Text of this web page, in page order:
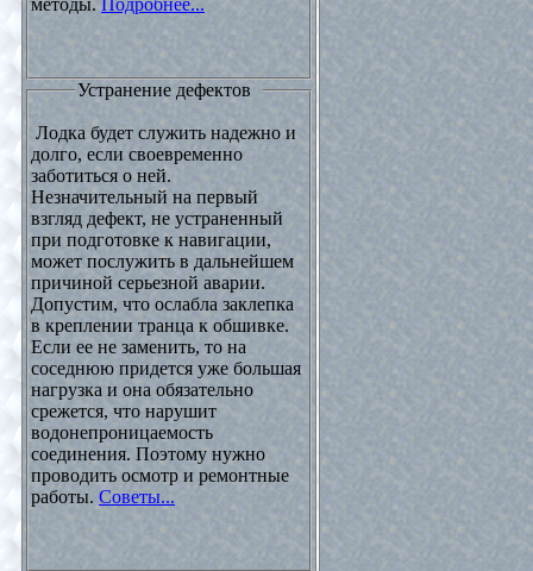
методы.Подробнее...
Устранение дефектов
Лодка будет служить надежно и
долго, если своевременно
заботиться о ней.
Незначительный на первый
взгляд дефект, не устраненный
при подготовке к навигации,
может послужить в дальнейшем
причиной серьезной аварии.
Допустим, что ослабла заклепка
в креплении транца к обшивке.
Если ее не заменить, то на
соседнюю придется уже большая
нагрузка и она обязательно
срежется, что нарушит
водонепроницаемость
соединения. Поэтому нужно
проводить осмотр и ремонтные
работы. Советы...